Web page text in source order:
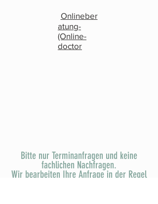
Onlineber
atung-
(Online-
doctor
Bitte nur Terminanfragen und keine
fachlichen Nachfragen.
Wir bearbeiten Ihre Anfrage in der Regel